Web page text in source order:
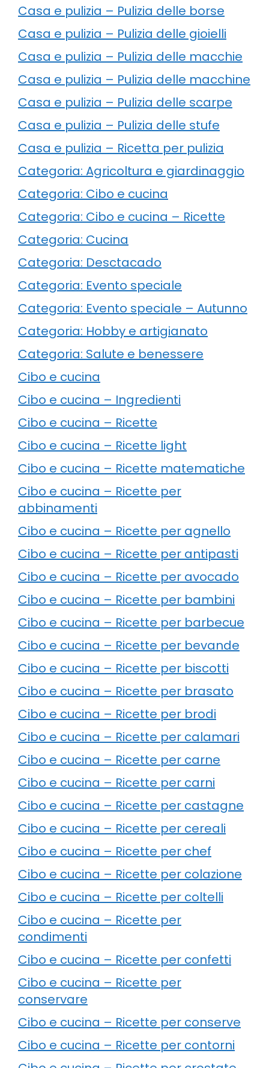
Casa e pulizia – Pulizia delle borse
Casa e pulizia – Pulizia delle gioielli
Casa e pulizia – Pulizia delle macchie
Casa e pulizia – Pulizia delle macchine
Casa e pulizia – Pulizia delle scarpe
Casa e pulizia – Pulizia delle stufe
Casa e pulizia – Ricetta per pulizia
Categoria: Agricoltura e giardinaggio
Categoria: Cibo e cucina
Categoria: Cibo e cucina – Ricette
Categoria: Cucina
Categoria: Desctacado
Categoria: Evento speciale
Categoria: Evento speciale – Autunno
Categoria: Hobby e artigianato
Categoria: Salute e benessere
Cibo e cucina
Cibo e cucina – Ingredienti
Cibo e cucina – Ricette
Cibo e cucina – Ricette light
Cibo e cucina – Ricette matematiche
Cibo e cucina – Ricette per
abbinamenti
Cibo e cucina – Ricette per agnello
Cibo e cucina – Ricette per antipasti
Cibo e cucina – Ricette per avocado
Cibo e cucina – Ricette per bambini
Cibo e cucina – Ricette per barbecue
Cibo e cucina – Ricette per bevande
Cibo e cucina – Ricette per biscotti
Cibo e cucina – Ricette per brasato
Cibo e cucina – Ricette per brodi
Cibo e cucina – Ricette per calamari
Cibo e cucina – Ricette per carne
Cibo e cucina – Ricette per carni
Cibo e cucina – Ricette per castagne
Cibo e cucina – Ricette per cereali
Cibo e cucina – Ricette per chef
Cibo e cucina – Ricette per colazione
Cibo e cucina – Ricette per coltelli
Cibo e cucina – Ricette per
condimenti
Cibo e cucina – Ricette per confetti
Cibo e cucina – Ricette per
conservare
Cibo e cucina – Ricette per conserve
Cibo e cucina – Ricette per contorni